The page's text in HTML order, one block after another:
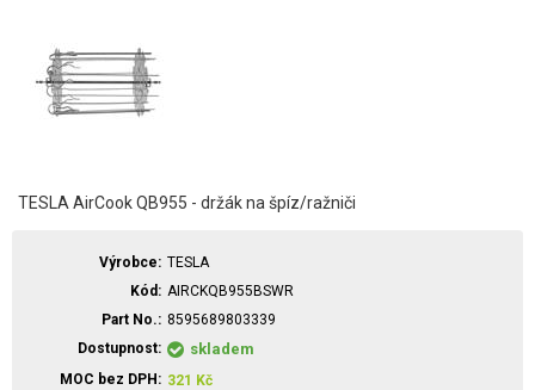
TESLA AirCook QB955 - držák na špíz/ražniči
Výrobce
TESLA
Kód
AIRCKQB955BSWR
Part No.
8595689803339
Dostupnost
skladem
MOC bez DPH 321 Kč